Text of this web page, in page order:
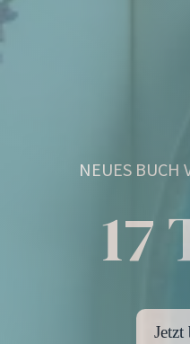
NEUES BUCH
17
Jetzt